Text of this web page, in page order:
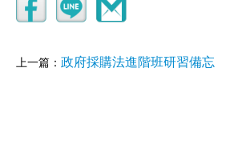
上一篇： 政府採購法進階班研習備忘